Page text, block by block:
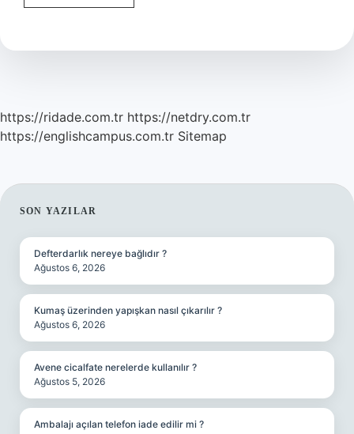
Oyun
https://ridade.com.tr https://netdry.com.tr
https://englishcampus.com.tr Sitemap
SIDEBAR
SON YAZILAR
Defterdarlık nereye bağlıdır ?
Ağustos 6, 2026
Kumaş üzerinden yapışkan nasıl çıkarılır ?
Ağustos 6, 2026
Avene cicalfate nerelerde kullanılır ?
Ağustos 5, 2026
Ambalajı açılan telefon iade edilir mi ?